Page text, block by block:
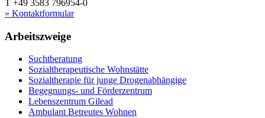
T +49 3583 796954-0
» Kontaktformular
Arbeitszweige
Suchtberatung
Sozialtherapeutische Wohnstätte
Sozialtherapie für junge Drogenabhängige
Begegnungs- und Förderzentrum
Lebenszentrum Gilead
Ambulant Betreutes Wohnen